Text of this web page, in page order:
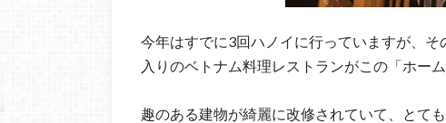
今年はすでに3回ハノイに行っていますが、
入りのベトナム料理レストランがこの「ホー
趣のある建物が綺麗に改修されていて、とて